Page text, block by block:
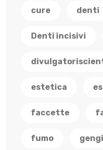
cure denti
Denti incisivi
estetica
faccette
fumo